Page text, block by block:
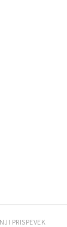
PRISPEVEK